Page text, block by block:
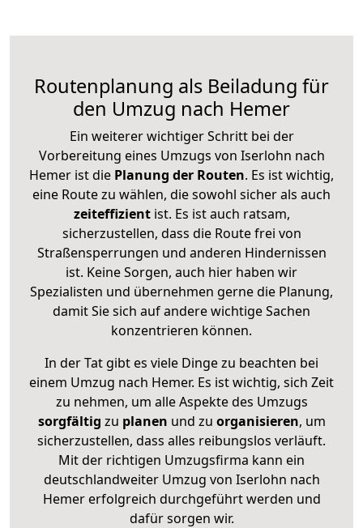
Routenplanung als Beiladung für
den Umzug nach Hemer
Ein weiterer wichtiger Schritt bei der
Vorbereitung eines Umzugs von Iserlohn nach
Hemer ist die Planung der Routen. Es ist wichtig,
eine Route zu wählen, die sowohl sicher als auch
zeiteffizientist. Es ist auch ratsam,
sicherzustellen, dass die Route frei von
Straßensperrungen und anderen Hindernissen
ist. Keine Sorgen, auch hier haben wir
Spezialisten und übernehmen gerne die Planung,
damit Sie sich auf andere wichtige Sachen
konzentrieren können.
In der Tat gibt es viele Dinge zu beachten bei
einem Umzug nach Hemer. Es ist wichtig, sich Zeit
zu nehmen, um alle Aspekte des Umzugs
sorgfältig zu planen und zu organisieren, um
sicherzustellen, dass alles reibungslos verläuft.
Mit der richtigen Umzugsfirma kann ein
deutschlandweiter Umzug von Iserlohn nach
Hemer erfolgreich durchgeführt werden und
dafür sorgen wir.